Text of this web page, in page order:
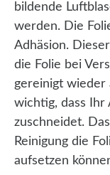
bildende
werden. Die
Adhäsion.
die Folie bei
gereinigt wieder
wichtig, dass Ihr
zuschneidet.
Reinigung die
aufsetzen